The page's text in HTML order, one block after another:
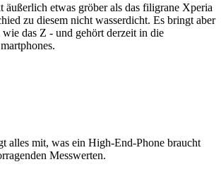
etwas gröber als das filigrane Xperia
zu diesem nicht wasserdicht. Es bringt aber
das Z - und gehört derzeit in die
alles mit, was ein High-End-Phone braucht
Messwerten.